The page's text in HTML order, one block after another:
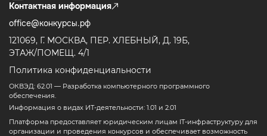
Контактная информация
office@конкурсы.рф
121069, Г. МОСКВА, ПЕР. ХЛЕБНЫЙ, Д. 19Б,
ЭТАЖ/ПОМЕЩ. 4/1
Политика конфиденциальности
ОКВЭД: 62.01 — Разработка компьютерного программного
обеспечения.
Информация о видах ИТ-деятельности: 1.01 и 2.01
Платформа предоставляет юридическим лицам IT-инфраструктуру для
организации и проведения конкурсов и обеспечивает возможность